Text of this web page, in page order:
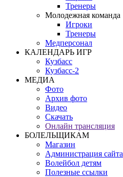
Тренеры
Молодежная команда
Игроки
Тренеры
Медперсонал
КАЛЕНДАРЬ ИГР
Кузбасс
Кузбасс-2
МЕДИА
Фото
Архив фото
Видео
Скачать
Онлайн трансляция
БОЛЕЛЬЩИКАМ
Магазин
Администрация сайта
Волейбол детям
Полезные ссылки